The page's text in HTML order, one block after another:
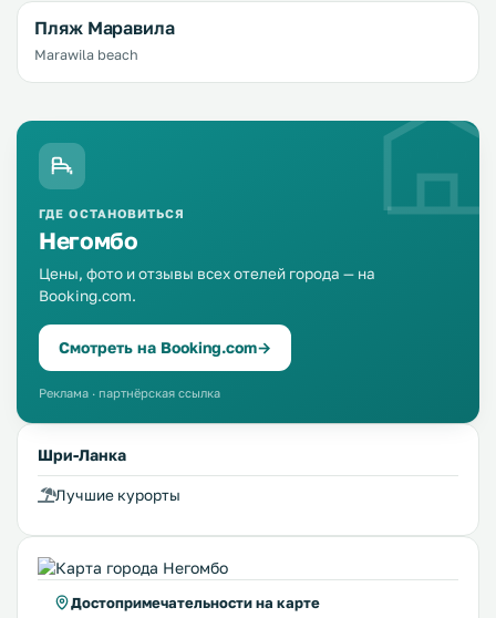
Пляж Маравила
Marawila beach
ГДЕ ОСТАНОВИТЬСЯ
Негомбо
Цены, фото и отзывы всех отелей города — на
Booking.com.
Смотреть на Booking.com→
Реклама · партнёрская ссылка
Шри-Ланка
Лучшие курорты
Достопримечательности на карте